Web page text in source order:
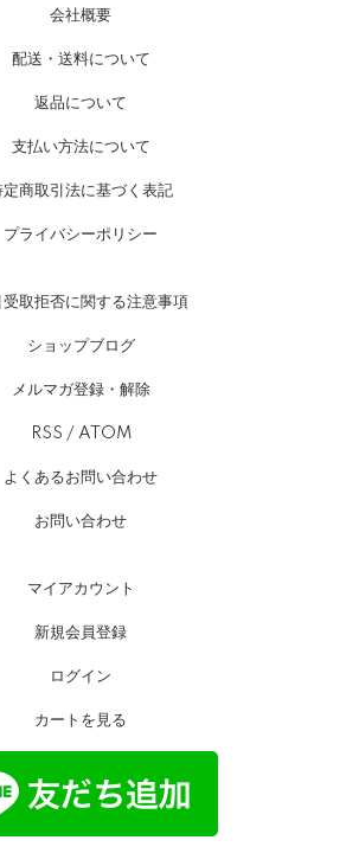
会社概要
配送・送料について
返品について
支払い方法について
定商取引法に基づく表記
プライバシーポリシー
受取拒否に関する注意事項
ショップブログ
メルマガ登録・解除
RSS / ATOM
よくあるお問い合わせ
お問い合わせ
マイアカウント
新規会員登録
ログイン
カートを見る